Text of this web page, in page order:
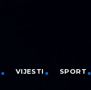
VIJESTI SPORT